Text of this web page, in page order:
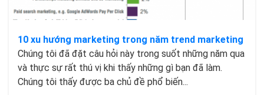
10 xu hướng marketing trong năm trend marketing
Chúng tôi đã đặt câu hỏi này trong suốt những năm qua
và thực sự rất thú vị khi thấy những gì bạn đã làm.
Chúng tôi thấy được ba chủ đề phổ biến...